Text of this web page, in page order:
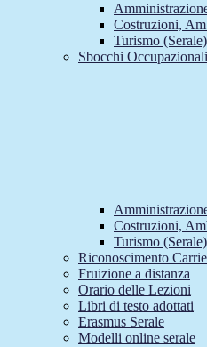
Costruzioni,
Turismo (Serale)
Sbocchi Occupazionali
Costruzioni,
Turismo (Serale)
Riconoscimento
Fruizione a distanza
Orario delle Lezioni
Libri di testo adottati
Erasmus Serale
Modelli online serale